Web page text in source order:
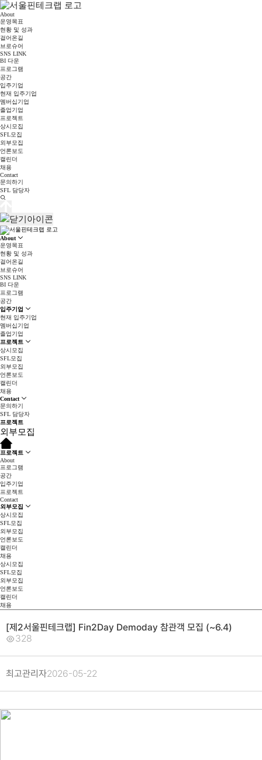
About
운영목표
현황 및 성과
걸어온길
브로슈어
SNS LINK
BI 다운
프로그램
공간
입주기업
현재 입주기업
멤버십기업
졸업기업
프로젝트
상시모집
SFL모집
외부모집
언론보도
캘린더
채용
Contact
문의하기
SFL 담당자
About
운영목표
현황 및 성과
걸어온길
브로슈어
SNS LINK
BI 다운
프로그램
공간
입주기업
현재 입주기업
멤버십기업
졸업기업
프로젝트
상시모집
SFL모집
외부모집
언론보도
캘린더
채용
Contact
문의하기
SFL 담당자
프로젝트
외부모집
프로젝트
About
프로그램
공간
입주기업
프로젝트
Contact
외부모집
상시모집
SFL모집
외부모집
언론보도
캘린더
채용
상시모집
SFL모집
외부모집
언론보도
캘린더
채용
[제2서울핀테크랩] Fin2Day Demoday 참관객 모집 (~6.4)
328
최고관리자2026-05-22